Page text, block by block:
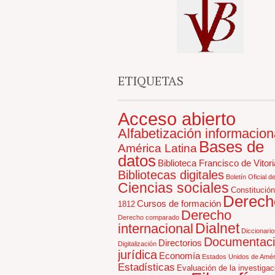
ETIQUETAS
Acceso abierto
Alfabetización
América Latina Bases de
datos Biblioteca Francisco de
Bibliotecas digitales Boletín Oficial
Ciencias sociales
1812 Cursos de formación
Derecho comparado Derecho
internacional Dialnet
Digitalización Directorios
jurídica Economía Estados Unidos de
Estadísticas Evaluación de la